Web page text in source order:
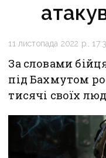
11 листопада 2022 р.,
За словами
під Бахмутом
тисячі своїх